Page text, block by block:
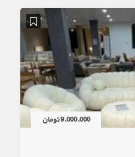
9,000,000 تومان